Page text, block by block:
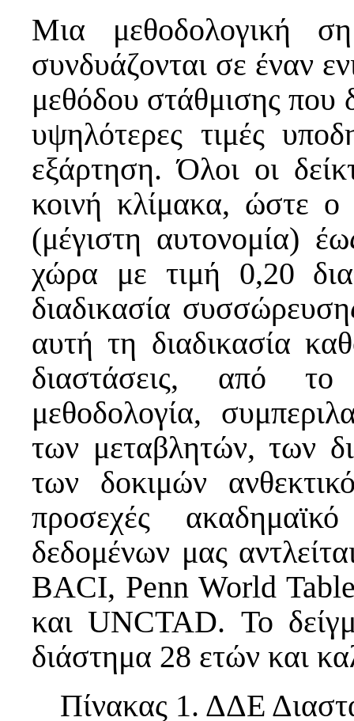
Μια μεθοδολογική
συνδυάζονται σε έναν
μεθόδου στάθμισης που
υψηλότερες τιμές
εξάρτηση. Όλοι οι
κοινή κλίμακα, ώστε ο
(μέγιστη αυτονομία)
χώρα με τιμή 0,20
διαδικασία
αυτή τη διαδικασία
διαστάσεις, από
μεθοδολογία,
των μεταβλητών, των
των δοκιμών
προσεχές
δεδομένων μας
BACI, Penn World
και UNCTAD. Το
διάστημα 28 ετών και
Πίνακας 1. ΔΔΕ